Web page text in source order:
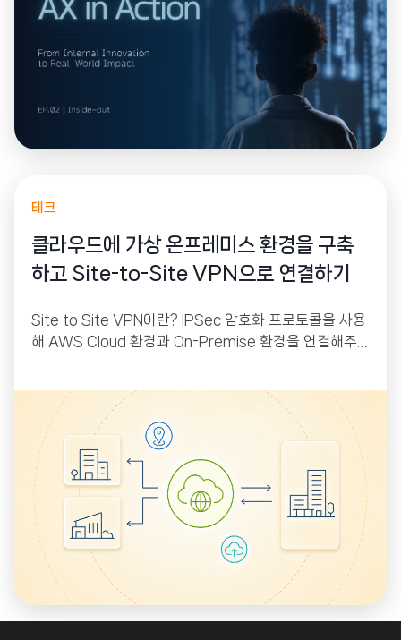
테크
클라우드에 가상 온프레미스 환경을 구축
하고 Site-to-Site VPN으로 연결하기
Site to Site VPN이란? IPSec 암호화 프로토콜을 사용
해 AWS Cloud 환경과 On-Premise 환경을 연결해주
y)가 붙어있으며 이 둘 사이에 IPSec 프로토콜을 이용해
터널링을 만들어 줘 인터넷을 통해서 상호 간 통신이 가능
하게 해주는 원리입니다.